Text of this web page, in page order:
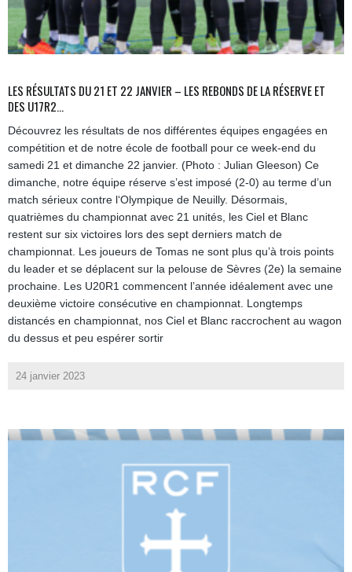
LES RÉSULTATS DU 21 ET 22 JANVIER – LES REBONDS DE LA RÉSERVE ET
DES U17R2…
Découvrez les résultats de nos différentes équipes engagées en
compétition et de notre école de football pour ce week-end du
samedi 21 et dimanche 22 janvier. (Photo : Julian Gleeson) Ce
dimanche, notre équipe réserve s’est imposé (2-0) au terme d’un
match sérieux contre l‘Olympique de Neuilly. Désormais,
quatrièmes du championnat avec 21 unités, les Ciel et Blanc
restent sur six victoires lors des sept derniers match de
championnat. Les joueurs de Tomas ne sont plus qu’à trois points
du leader et se déplacent sur la pelouse de Sèvres (2e) la semaine
prochaine. Les U20R1 commencent l’année idéalement avec une
deuxième victoire consécutive en championnat. Longtemps
distancés en championnat, nos Ciel et Blanc raccrochent au wagon
du dessus et peu espérer sortir
24 janvier 2023